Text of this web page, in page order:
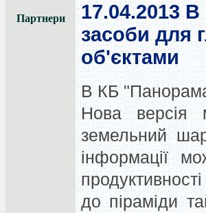
Партнери 17.04.2013 В
засоби для
об'єктами
В КБ
Нова версія
земельний
інформації
до піраміди